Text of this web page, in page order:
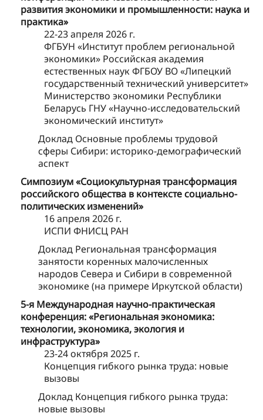
развития экономики и промышленности: наука и
практика»
22-23 апреля 2026 г.
ФГБУН «Институт проблем региональной
экономики» Российская академия
естественных наук ФГБОУ ВО «Липецкий
государственный технический университет»
Министерство экономики Республики
Беларусь ГНУ «Научно-исследовательский
экономический институт»
Доклад Основные проблемы трудовой
сферы Сибири: историко-демографический
аспект
Симпозиум «Социокультурная трансформация
российского общества в контексте социально-
политических изменений»
16 апреля 2026 г.
ИСПИ ФНИСЦ РАН
Доклад Региональная трансформация
занятости коренных малочисленных
народов Севера и Сибири в современной
экономике (на примере Иркутской области)
5-я Международная научно-практическая
конференция: «Региональная экономика:
технологии, экономика, экология и
инфраструктура»
23-24 октября 2025 г.
Концепция гибкого рынка труда: новые
вызовы
Доклад Концепция гибкого рынка труда:
новые вызовы